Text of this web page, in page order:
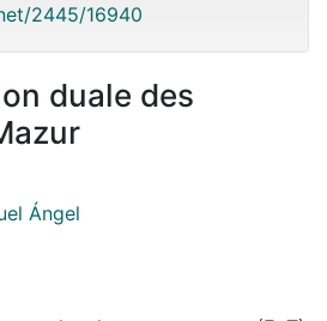
2445/16940
duale des
Ángel